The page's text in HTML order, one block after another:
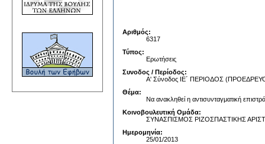
Αριθμός:
6317
Τύπος:
Ερωτήσεις
Συνοδος / Περίοδος:
Α' Σύνοδος ΙΕ΄ ΠΕΡΙΟΔΟΣ
Θέμα:
Να ανακληθεί η αντισυνταγματική
Κοινοβουλευτική Ομάδα:
ΣΥΝΑΣΠΙΣΜΟΣ ΡΙΖΟΣΠΑΣΤΙΚΗΣ
Ημερομηνία:
25/01/2013